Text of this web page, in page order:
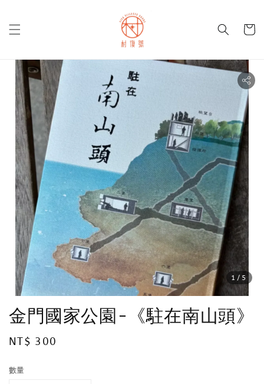
1 /5
金門國家公園-《駐在南山頭》
Regular
NT$ 300
數量